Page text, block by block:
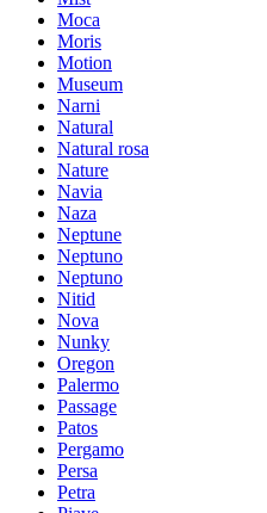
Moca
Moris
Motion
Museum
Narni
Natural
Natural rosa
Nature
Navia
Naza
Neptune
Neptuno
Neptuno
Nitid
Nova
Nunky
Oregon
Palermo
Passage
Patos
Pergamo
Persa
Petra